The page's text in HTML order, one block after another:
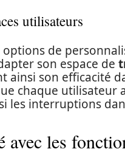
utilisateurs
de
son espace de
ainsi son efficacité
chaque utilisateur
les interruptions
les